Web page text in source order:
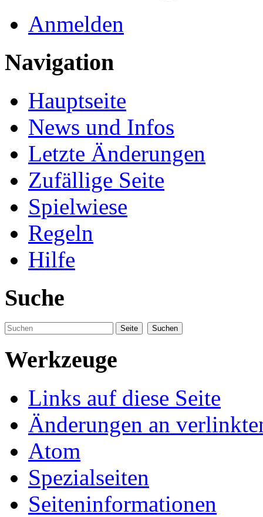
Anmelden
Navigation
Hauptseite
News und Infos
Letzte Änderungen
Zufällige Seite
Spielwiese
Regeln
Hilfe
Suche
Werkzeuge
Links auf diese Seite
Änderungen an
Atom
Spezialseiten
Seiteninformationen